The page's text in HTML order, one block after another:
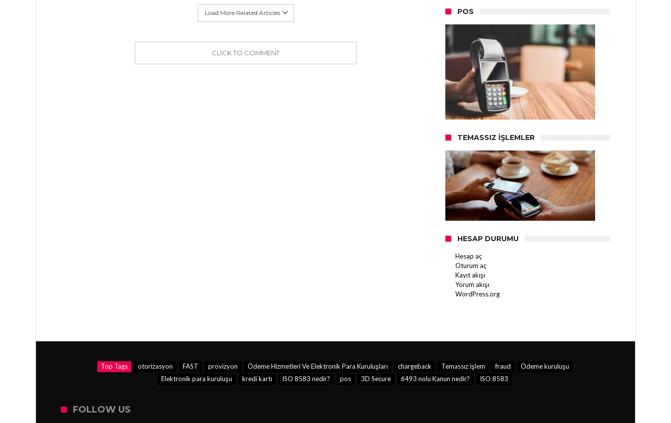
Load More Related Articles
CLICK TO COMMENT
POS
TEMASSIZ İŞLEMLER
HESAP DURUMU
Hesap aç
Oturum aç
Kayıt akışı
Yorum akışı
WordPress.org
Top Tags otorizasyon FAST provizyon Ödeme Hizmetleri Ve Elektronik Para Kuruluşları chargeback Temassız işlem fraud
Ödeme kuruluşu
Elektronik para kuruluşu
kredi kartı ISO 8583 nedir? pos 3D Secure 6493 nolu Kanun nedir? ISO 8583
FOLLOW US